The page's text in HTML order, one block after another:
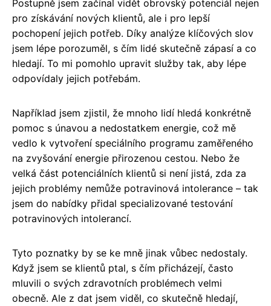
Postupně jsem začínal vidět obrovský potenciál nejen
pro získávání nových klientů, ale i pro lepší
pochopení jejich potřeb. Díky analýze klíčových slov
jsem lépe porozuměl, s čím lidé skutečně zápasí a co
hledají. To mi pomohlo upravit služby tak, aby lépe
odpovídaly jejich potřebám.
Například jsem zjistil, že mnoho lidí hledá konkrétně
pomoc s únavou a nedostatkem energie, což mě
vedlo k vytvoření speciálního programu zaměřeného
na zvyšování energie přirozenou cestou. Nebo že
velká část potenciálních klientů si není jistá, zda za
jejich problémy nemůže potravinová intolerance – tak
jsem do nabídky přidal specializované testování
potravinových intolerancí.
Tyto poznatky by se ke mně jinak vůbec nedostaly.
Když jsem se klientů ptal, s čím přicházejí, často
mluvili o svých zdravotních problémech velmi
obecně. Ale z dat jsem viděl, co skutečně hledají,